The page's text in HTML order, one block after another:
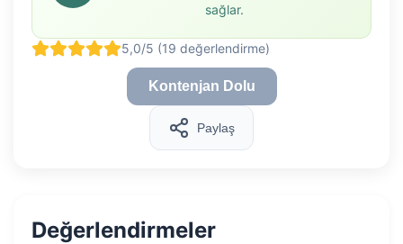
sağlar.
5,0/5 (19 değerlendirme)
Kontenjan Dolu
Paylaş
Değerlendirmeler